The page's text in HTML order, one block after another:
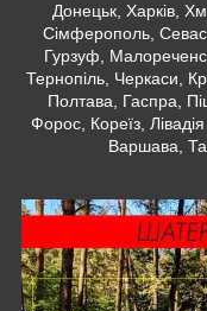
Донецьк, Харків,
Сімферополь,
Гурзуф,
Тернопіль, Черкаси,
Полтава, Гаспра,
Форос, Кореїз,
Варшава,